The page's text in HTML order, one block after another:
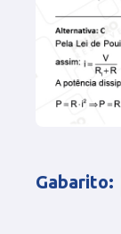
Gabarito: